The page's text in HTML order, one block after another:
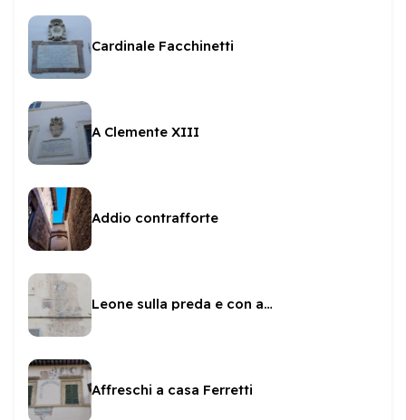
Cardinale Facchinetti
A Clemente XIII
Addio contrafforte
Leone sulla preda e con asta a Piazza del Mercato
Affreschi a casa Ferretti